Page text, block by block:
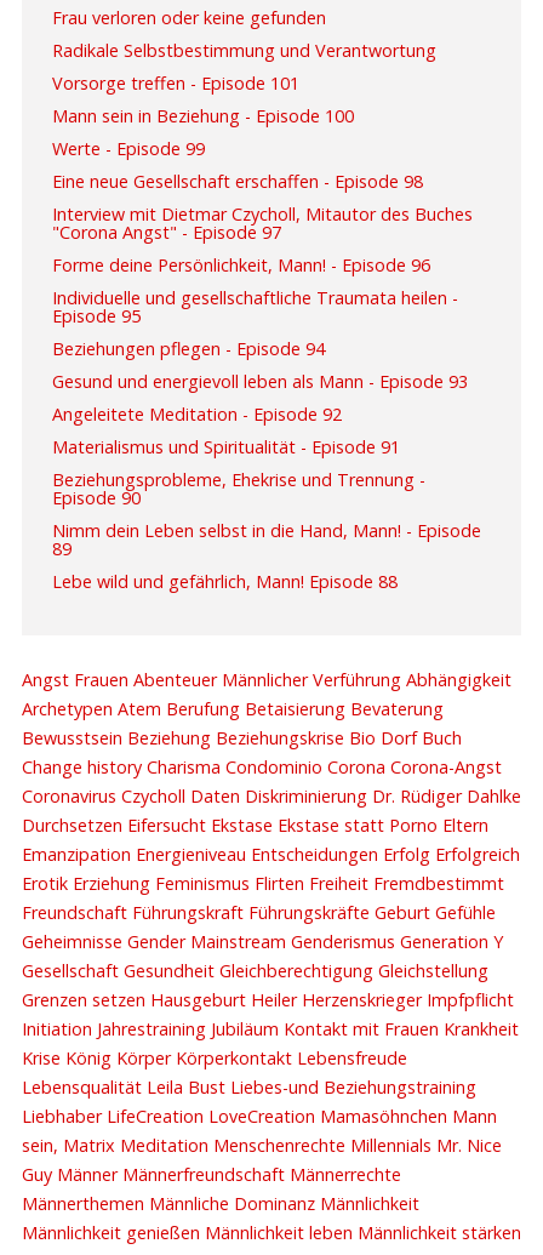
Frau verloren oder keine gefunden
Radikale Selbstbestimmung und Verantwortung
Vorsorge treffen - Episode 101
Mann sein in Beziehung - Episode 100
Werte - Episode 99
Eine neue Gesellschaft erschaffen - Episode 98
Interview mit Dietmar Czycholl, Mitautor des Buches
"Corona Angst" - Episode 97
Forme deine Persönlichkeit, Mann! - Episode 96
Individuelle und gesellschaftliche Traumata heilen -
Episode 95
Beziehungen pflegen - Episode 94
Gesund und energievoll leben als Mann - Episode 93
Angeleitete Meditation - Episode 92
Materialismus und Spiritualität - Episode 91
Beziehungsprobleme, Ehekrise und Trennung -
Episode 90
Nimm dein Leben selbst in die Hand, Mann! - Episode
89
Lebe wild und gefährlich, Mann! Episode 88
Angst Frauen Abenteuer Männlicher Verführung Abhängigkeit
Archetypen Atem Berufung Betaisierung Bevaterung
Bewusstsein Beziehung Beziehungskrise Bio DorfBuch
Change history Charisma Condominio Corona Corona-Angst
Coronavirus Czycholl Daten Diskriminierung Dr. Rüdiger Dahlke
Durchsetzen Eifersucht Ekstase Ekstase statt Porno Eltern
Emanzipation Energieniveau Entscheidungen Erfolg Erfolgreich
Erotik Erziehung Feminismus Flirten Freiheit Fremdbestimmt
Freundschaft Führungskraft Führungskräfte Geburt Gefühle
Geheimnisse Gender Mainstream Genderismus Generation Y
Gesellschaft Gesundheit Gleichberechtigung Gleichstellung
Grenzen setzen Hausgeburt HeilerHerzenskriegerImpfpflicht
Initiation Jahrestraining Jubiläum Kontakt mit Frauen Krankheit
Krise König KörperKörperkontakt Lebensfreude
Lebensqualität Leila Bust Liebes-und Beziehungstraining
LiebhaberLifeCreation LoveCreation Mamasöhnchen Mann
sein, Matrix Meditation Menschenrechte Millennials Mr. Nice
Guy MännerMännerfreundschaft Männerrechte
Männerthemen Männliche Dominanz Männlichkeit
Männlichkeit genießen Männlichkeit leben Männlichkeit stärken